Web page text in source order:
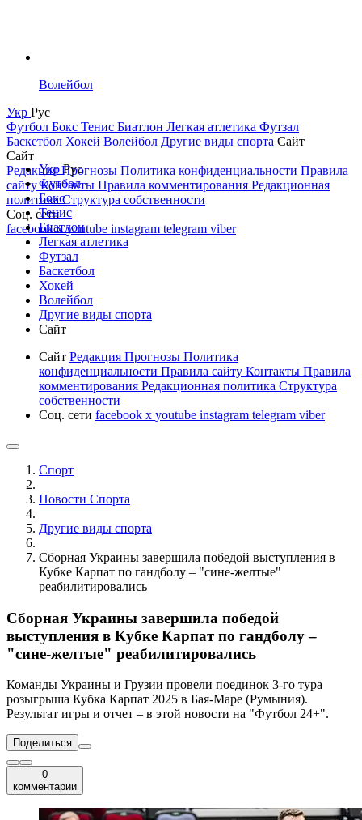
Волейбол
Укр Рус
Футбол Бокс Тенис Биатлон Легкая атлетика Футзал
Баскетбол Хокей Волейбол Другие виды спорта Сайт
Сайт
РедакцияПрогнозы Политика конфиденциальности Правила
сайтуКонтакты Правила комментирования Редакционная
политикаСтруктура собственности
Соц. сети
facebookxyoutube instagram telegram viber
УкрРус
Футбол
Бокс
Тенис
Биатлон
Легкая атлетика
Футзал
Баскетбол
Хокей
Волейбол
Другие виды спорта
Сайт
Сайт Редакция Прогнозы Политика
конфиденциальности Правила сайту Контакты Правила
комментирования Редакционная политика Структура
собственности
Соц. сети facebook x youtube instagram telegram viber
Спорт
Новости Cпорта
Другие виды спорта
Сборная Украины завершила победой выступления в
Кубке Карпат по гандболу – "сине-желтые"
реабилитировались
Сборная Украины завершила победой
выступления в Кубке Карпат по гандболу –
"сине-желтые" реабилитировались
Команды Украины и Грузии провели поединок 3-го тура
розыгрыша Кубка Карпат 2025 в Бая-Маре (Румыния).
Результат игры и отчет – в этой новости на "Футбол 24+".
Поделиться
0
комментарии